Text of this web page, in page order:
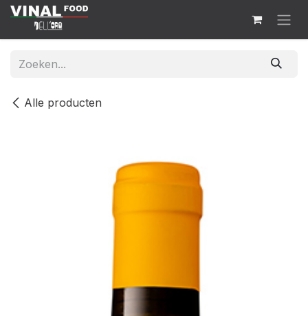
Overslaan naar inhoud
Alle producten